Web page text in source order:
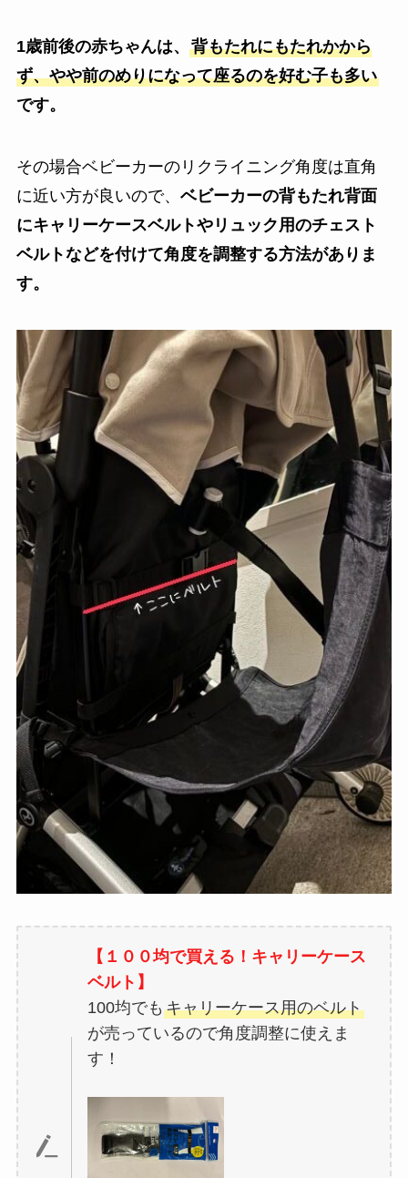
1歳前後の赤ちゃんは、 背もたれにもたれかから
ず、やや前のめりになって座るのを好む子も多い
です。
その場合ベビーカーのリクライニング角度は直角
に近い方が良いので、 ベビーカーの背もたれ背面
にキャリーケースベルトやリュック用のチェスト
ベルトなどを付けて角度を調整する方法がありま
す。
【１００均で買える！キャリーケース
ベルト】
100均でもキャリーケース用のベルト
が売っているので角度調整に使えま
す！